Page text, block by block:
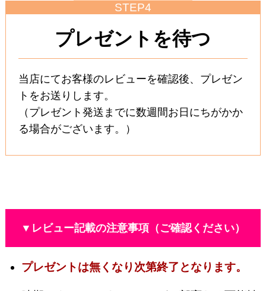
STEP4
プレゼントを待つ
当店にてお客様のレビューを確認後、プレゼン
トをお送りします。
（プレゼント発送までに数週間お日にちがかか
る場合がございます。）
▼レビュー記載の注意事項（ご確認ください）
プレゼントは無くなり次第終了となります。